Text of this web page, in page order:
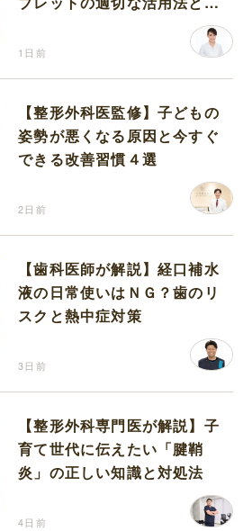
1日前
【整形外科医監修】子どもの
姿勢が悪くなる原因と今すぐ
できる改善習慣４選
2日前
【歯科医師が解説】経口補水
液の日常使いはＮＧ？歯のリ
スクと熱中症対策
3日前
【整形外科専門医が解説】子
育て世代に伝えたい「腱鞘
炎」の正しい知識と対処法
4日前